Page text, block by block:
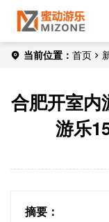
当前位置： 首页
合肥开室内
游乐
摘要：